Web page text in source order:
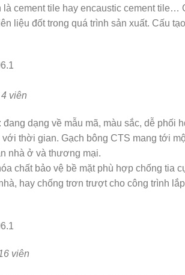
cement tile hay encaustic cement tile…
liệu đốt trong quá trình sản xuất. Cấu
viên
dạng về mẫu mã, màu sắc, dễ phối
thời gian. Gạch bông CTS mang tới
nhà ở và thương mại.
chất bảo vệ bề mặt phù hợp chống tia
hay chống trơn trượt cho công trình
viên